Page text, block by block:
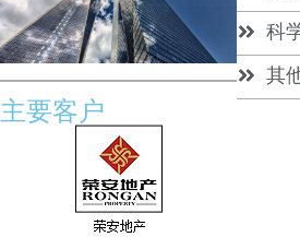
主要客户
科
其